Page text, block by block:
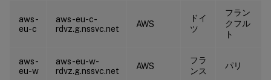
aws-
eu-c
aws-eu-c-
rdvz.g.nssvc.net
AWS
ドイ
ツ
フラン
クフル
ト
aws-
eu-w
aws-eu-w-
rdvz.g.nssvc.net
AWS
フラ
ンス
パリ